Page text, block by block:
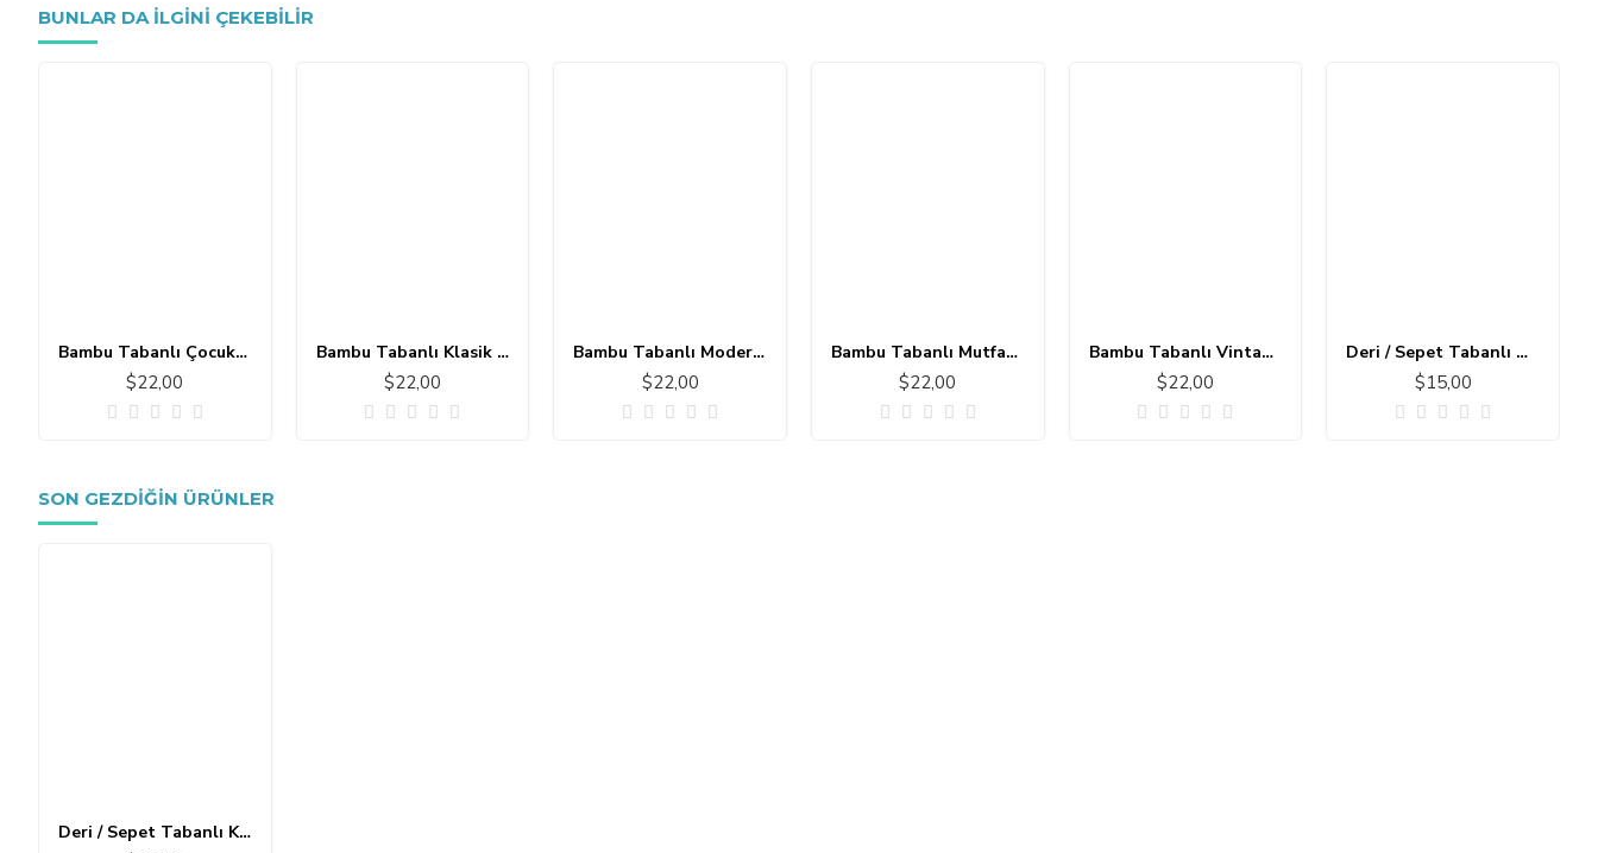
BUNLAR DA ILGINI ÇEKEBILIR
Bambu Tabanlı Çocuk Halısı MC101
$22,00
Bambu Tabanlı Klasik Halı MS109
$22,00
Bambu Tabanlı Modern Halı MS303
$22,00
Bambu Tabanlı Mutfak - Banyo Halısı 11111-1
$22,00
Bambu Tabanlı Vintage Halı MS173
$22,00
Deri / Sepet Tabanlı Çocuk Halısı MC101
$15,00
SON GEZDIĞIN ÜRÜNLER
Deri / Sepet Tabanlı Klasik Halı MS565